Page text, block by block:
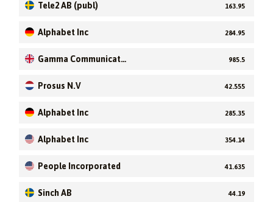
Tele2 AB (publ) 163.95
Alphabet Inc 284.95
Gamma Communicati
985.5
Prosus N.V 42.555
Alphabet Inc 285.35
Alphabet Inc 354.14
People Incorporated 41.635
Sinch AB 44.19